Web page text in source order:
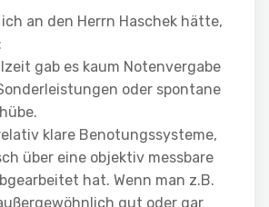
ich an den Herrn Haschek hätte,
gab es kaum Notenvergabe
oder spontane
klare Benotungssysteme,
über eine objektiv messbare
hat. Wenn man z.B.
gut oder gar